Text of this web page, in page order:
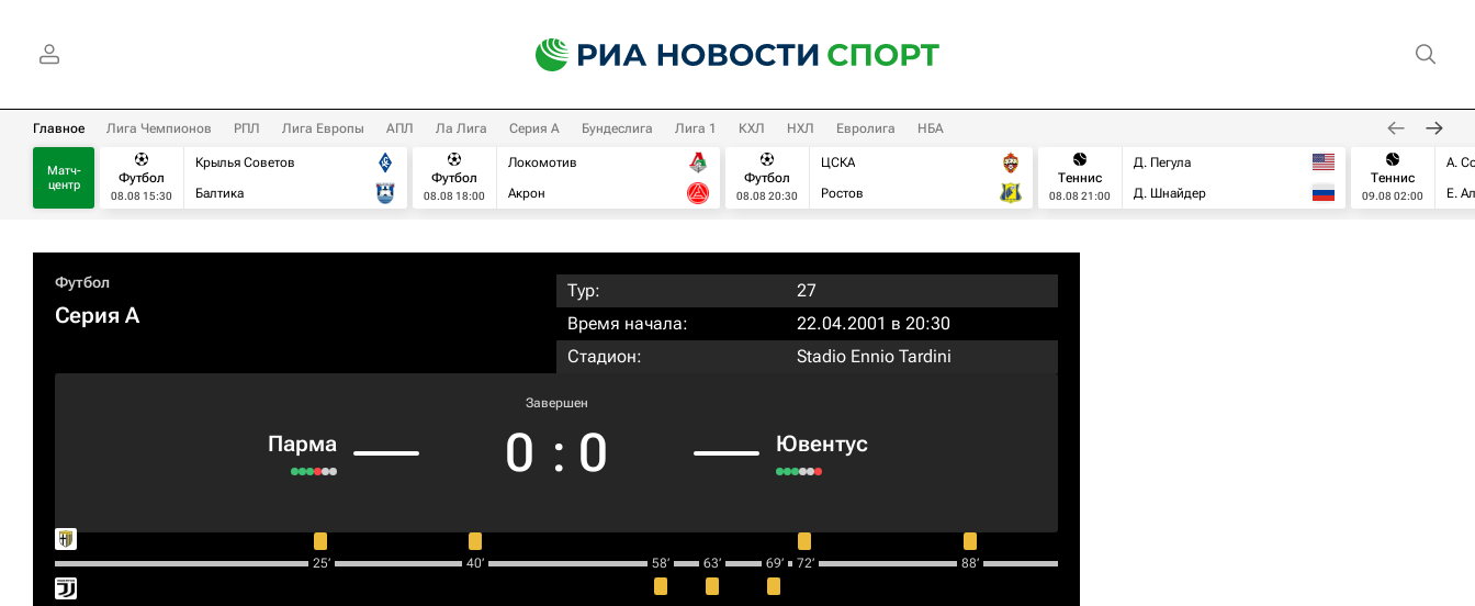
Главное Лига Чемпионов РПЛ Лига Европы АПЛ Ла Лига Серия А Бундеслига Лига 1 КХЛ НХЛ Евролига НБА
Матч-
центр
Футбол
08.08 15:30
Крылья Советов
Балтика
Футбол
08.08 18:00
Локомотив
Акрон
Футбол
08.08 20:30
ЦСКА
Ростов
Теннис
08.08 21:00
Д. Пегула
Д. Шнайдер
Теннис
09.08 02:00
А.
Е.
Футбол
Серия А
Тур:
27
Время начала:
22.04.2001 в 20:30
Стадион:
Stadio Ennio Tardini
Парма
Завершен
0 : 0 Ювентус
25‎’‎ 40‎’‎ 58‎’‎ 63‎’‎ 69‎’‎ 72‎’‎ 88‎’‎